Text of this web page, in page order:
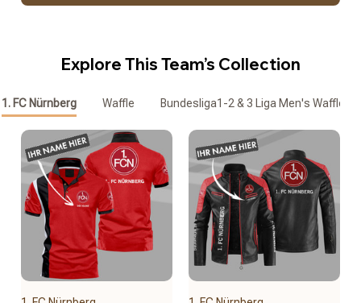
Explore This Team’s Collection
1. FC Nürnberg Waffle Bundesliga1-2 & 3 Liga Men's Waffle